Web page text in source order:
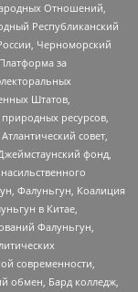
Отношений,
Республиканский
Черноморский
за
Штатов,
ресурсов,
совет,
фонд,
Фалуньгун, Коалиция
в Китае,
Фалуньгун,
современности,
обмен, Бард колледж,